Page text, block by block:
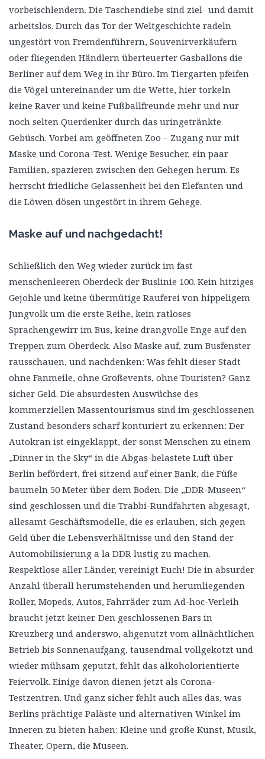
vorbeischlendern. Die Taschendiebe sind ziel- und damit
arbeitslos. Durch das Tor der Weltgeschichte radeln
ungestört von Fremdenführern, Souvenirverkäufern
oder fliegenden Händlern überteuerter Gasballons die
Berliner auf dem Weg in ihr Büro. Im Tiergarten pfeifen
die Vögel untereinander um die Wette, hier torkeln
keine Raver und keine Fußballfreunde mehr und nur
noch selten Querdenker durch das uringetränkte
Gebüsch. Vorbei am geöffneten Zoo – Zugang nur mit
Maske und Corona-Test. Wenige Besucher, ein paar
Familien, spazieren zwischen den Gehegen herum. Es
herrscht friedliche Gelassenheit bei den Elefanten und
die Löwen dösen ungestört in ihrem Gehege.
Maske auf und nachgedacht!
Schließlich den Weg wieder zurück im fast
menschenleeren Oberdeck der Buslinie 100. Kein hitziges
Gejohle und keine übermütige Rauferei von hippeligem
Jungvolk um die erste Reihe, kein ratloses
Sprachengewirr im Bus, keine drangvolle Enge auf den
Treppen zum Oberdeck. Also Maske auf, zum Busfenster
rausschauen, und nachdenken: Was fehlt dieser Stadt
ohne Fanmeile, ohne Großevents, ohne Touristen? Ganz
sicher Geld. Die absurdesten Auswüchse des
kommerziellen Massentourismus sind im geschlossenen
Zustand besonders scharf konturiert zu erkennen: Der
Autokran ist eingeklappt, der sonst Menschen zu einem
„Dinner in the Sky“ in die Abgas-belastete Luft über
Berlin befördert, frei sitzend auf einer Bank, die Füße
baumeln 50 Meter über dem Boden. Die „DDR-Museen“
sind geschlossen und die Trabbi-Rundfahrten abgesagt,
allesamt Geschäftsmodelle, die es erlauben, sich gegen
Geld über die Lebensverhältnisse und den Stand der
Automobilisierung a la DDR lustig zu machen.
Respektlose aller Länder, vereinigt Euch! Die in absurder
Anzahl überall herumstehenden und herumliegenden
Roller, Mopeds, Autos, Fahrräder zum Ad-hoc-Verleih
braucht jetzt keiner. Den geschlossenen Bars in
Kreuzberg und anderswo, abgenutzt vom allnächtlichen
Betrieb bis Sonnenaufgang, tausendmal vollgekotzt und
wieder mühsam geputzt, fehlt das alkoholorientierte
Feiervolk. Einige davon dienen jetzt als Corona-
Testzentren. Und ganz sicher fehlt auch alles das, was
Berlins prächtige Paläste und alternativen Winkel im
Inneren zu bieten haben: Kleine und große Kunst, Musik,
Theater, Opern, die Museen.